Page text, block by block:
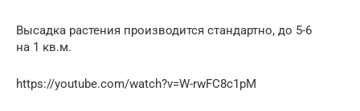
Высадка растения производится стандартно, до 5-6
на 1 кв.м.
https://youtube.com/watch?v=W-rwFC8c1pM